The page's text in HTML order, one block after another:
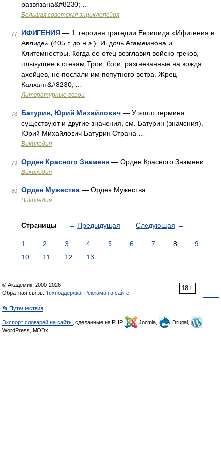
развязана&#8230; …
Большая советская энциклопедия
77 ИФИГЕНИЯ — 1. героиня трагедии Еврипида «Ифигения в
Авлиде» (405 г. до н.э.). И. дочь Агамемнона и
Клитемнестры. Когда ее отец возглавил войско греков,
плывущее к стенам Трои, боги, разгневанные на вождя
ахейцев, не послали им попутного ветра. Жрец
Калхант&#8230; …
Литературные герои
78 Батурин, Юрий Михайлович — У этого термина
существуют и другие значения, см. Батурин (значения).
Юрий Михайлович Батурин Страна …
Википедия
79 Орден Красного Знамени — Орден Красного Знамени …
Википедия
80 Орден Мужества — Орден Мужества …
Википедия
Страницы ← Предыдущая Следующая →
1 2 3 4 5 6 7 8
9
10
11 12 13
18+
© Академик, 2000-2026
Обратная связь: Техподдержка Реклама на сайте
👣 Путешествия
Экспорт словарей на сайты , сделанные на PHP, Joomla,
Drupal,
WordPress, MODx.